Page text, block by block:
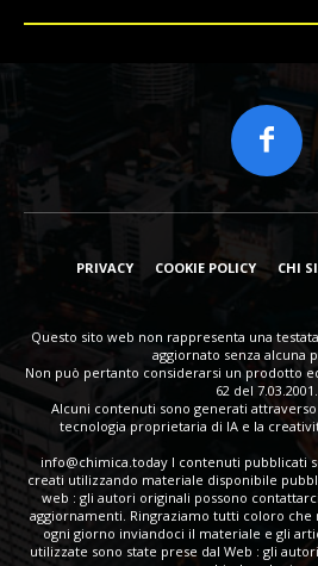
PRIVACY COOKIE POLICY CHI
Questo sito web non rappresenta una
aggiornato senza alcuna
Non può pertanto considerarsi un prodotto
62 del 7.03.2001.
Alcuni contenuti sono generati
tecnologia proprietaria di IA e la
info@chimica.todayI contenuti pubblicati
creati utilizzando materiale disponibile
web : gli autori originali possono
aggiornamenti. Ringraziamo tutti coloro
ogni giorno inviandoci il materiale e gli
utilizzate sono state prese dal Web : gli